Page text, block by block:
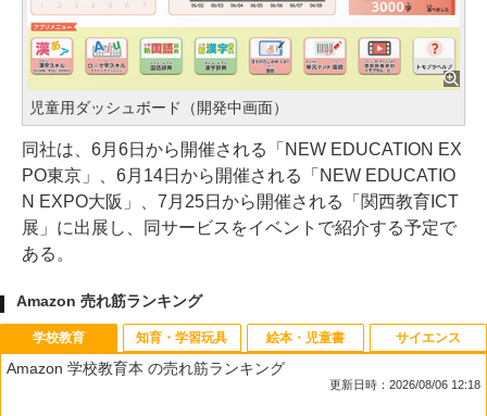
児童用ダッシュボード（開発中画面）
同社は、6月6日から開催される「NEW EDUCATION EX
PO東京」、6月14日から開催される「NEW EDUCATIO
N EXPO大阪」、7月25日から開催される「関西教育ICT
展」に出展し、同サービスをイベントで紹介する予定で
ある。
Amazon 売れ筋ランキング
学校教育
Amazon 学校教育本 の売れ筋ランキング
更新日時：2026/08/06 12:18
知育・学習玩具 絵本・児童書 サイエンス